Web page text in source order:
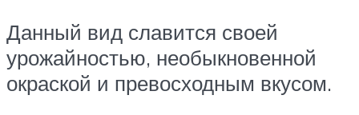
Данный вид славится своей
урожайностью, необыкновенной
окраской и превосходным вкусом.